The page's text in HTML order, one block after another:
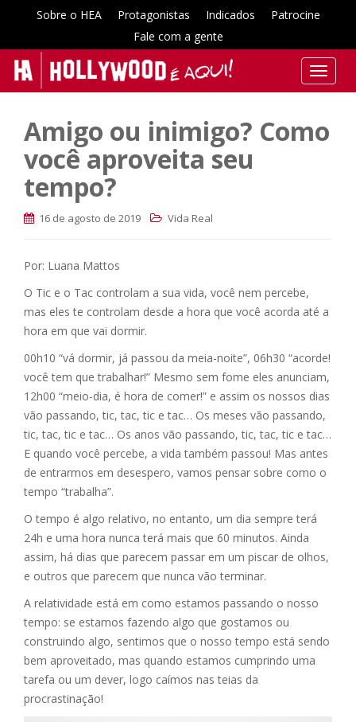
Sobre o HEA Protagonistas Indicados
Patrocine
Fale com a gente
T
o
g
i
Amigo ou inimigo? Como
você aproveita seu
tempo?
16 de agosto de 2019 Vida Real
Por: Luana Mattos
O Tic e o Tac controlam a sua vida, você nem percebe,
mas eles te controlam desde a hora que você acorda até a
hora em que vai dormir.
00h10 “vá dormir, já passou da meia-noite”, 06h30 “acorde!
você tem que trabalhar!” Mesmo sem fome eles anunciam,
12h00 “meio-dia, é hora de comer!” e assim os nossos dias
vão passando, tic, tac, tic e tac… Os meses vão passando,
tic, tac, tic e tac… Os anos vão passando, tic, tac, tic e tac…
E quando você percebe, a vida também passou! Mas antes
de entrarmos em desespero, vamos pensar sobre como o
tempo “trabalha”.
O tempo é algo relativo, no entanto, um dia sempre terá
24h e uma hora nunca terá mais que 60 minutos. Ainda
assim, há dias que parecem passar em um piscar de olhos,
e outros que parecem que nunca vão terminar.
A relatividade está em como estamos passando o nosso
tempo: se estamos fazendo algo que gostamos ou
construindo algo, sentimos que o nosso tempo está sendo
bem aproveitado, mas quando estamos cumprindo uma
tarefa ou um dever, logo caímos nas teias da
procrastinação!